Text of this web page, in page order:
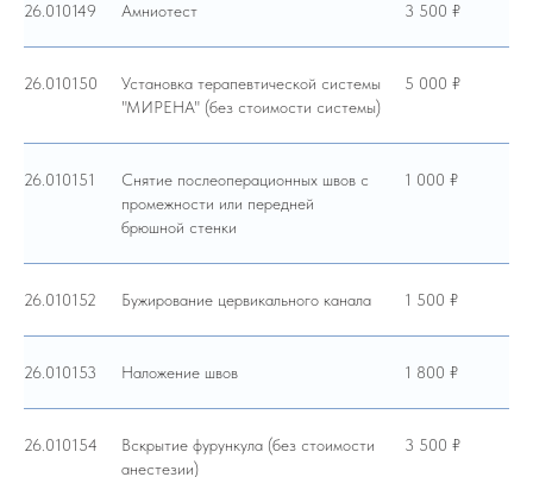
26.010149 Амниотест 3 500 ₽
26.010150
Установка терапевтической системы
"МИРЕНА" (без стоимости системы)
5 000 ₽
26.010151
Снятие послеоперационных швов с
промежности или передней
брюшной стенки
1 000 ₽
26.010152 Бужирование цервикального канала 1 500 ₽
26.010153 Наложение швов 1 800 ₽
26.010154
Вскрытие фурункула (без стоимости
анестезии)
3 500 ₽